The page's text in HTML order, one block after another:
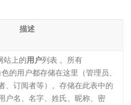
描述
站上的用户列表 。所有
的用户都存储在这里（管理员、
、订阅者等）。存储在此表中的
户名、名字、姓氏、昵称、密